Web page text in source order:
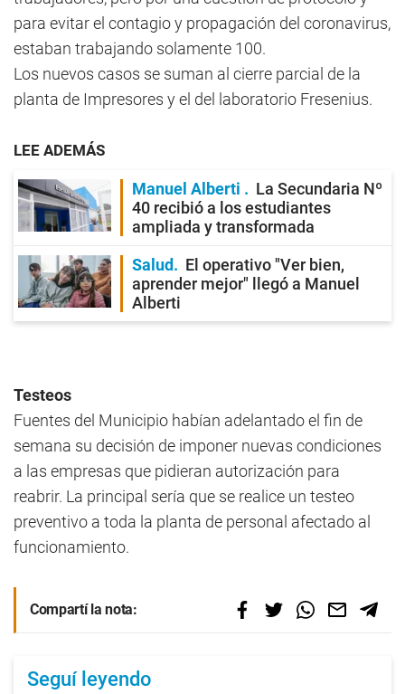
para evitar el contagio y propagación del coronavirus,
estaban trabajando solamente 100.
Los nuevos casos se suman al cierre parcial de la
planta de Impresores y el del laboratorio Fresenius.
LEE ADEMÁS
Manuel Alberti
La Secundaria Nº
40 recibió a los estudiantes
ampliada y transformada
Salud
El operativo "Ver bien,
aprender mejor" llegó a Manuel
Alberti
Testeos
Fuentes del Municipio habían adelantado el fin de
semana su decisión de imponer nuevas condiciones
a las empresas que pidieran autorización para
reabrir. La principal sería que se realice un testeo
preventivo a toda la planta de personal afectado al
funcionamiento.
Compartí la nota:
Seguí leyendo